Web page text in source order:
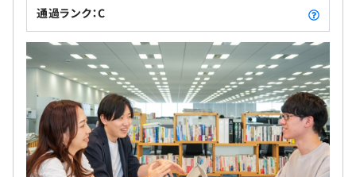
試用期間3カ月（試用期間中の条件の変動なし）
通過ランク：C